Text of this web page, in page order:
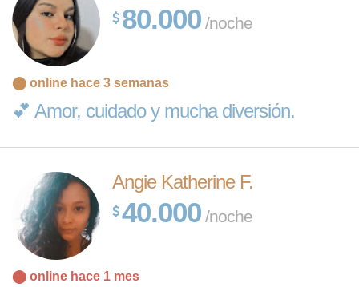
80.000 /noche
⬤ online hace 3 semanas
💕 Amor, cuidado y mucha diversión.
Angie Katherine F.
40.000 /noche
⬤ online hace 1 mes